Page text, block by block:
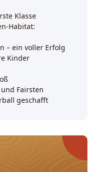
Klasse
Habitat:
– ein voller Erfolg
Kinder
Fairsten
geschafft